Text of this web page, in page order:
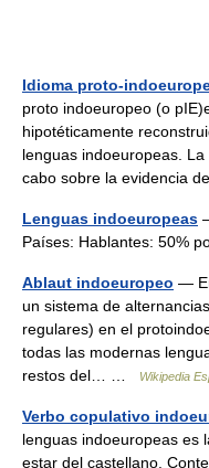
Idioma proto-
proto indoeuropeo (o
hipotéticamente
lenguas indoeuropeas.
cabo sobre la evidencia
Lenguas indoeuropeas
Países: Hablantes: 50%
Ablaut indoeuropeo —
un sistema de
regulares) en el
todas las modernas
restos del… …
Wikipedia
Verbo copulativo
lenguas indoeuropeas es
estar del castellano.